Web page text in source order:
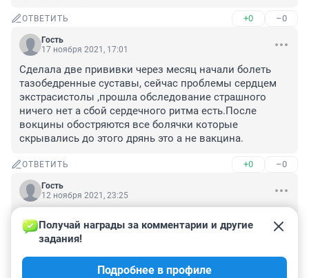
ОТВЕТИТЬ +0 –0
Гость
17 ноября 2021, 17:01
Сделала две прививки через месяц начали болеть
тазобедренные суставы, сейчас проблемы сердцем
экстрасистолы ,прошла обследование страшного
ничего нет а сбой сердечного ритма есть.После
вокцины обостряются все болячки которые
скрывались до этого дрянь это а не вакцина.
ОТВЕТИТЬ +0 –0
Гость
12 ноября 2021, 23:25
знаю много народу которые переболели
невакцинированые и все с ними хорошо, и сам
переболел , зачем заставляют ставить эту прививку
переболевшим непонятно
Получай награды за комментарии и другие
задания!
Подробнее в профиле